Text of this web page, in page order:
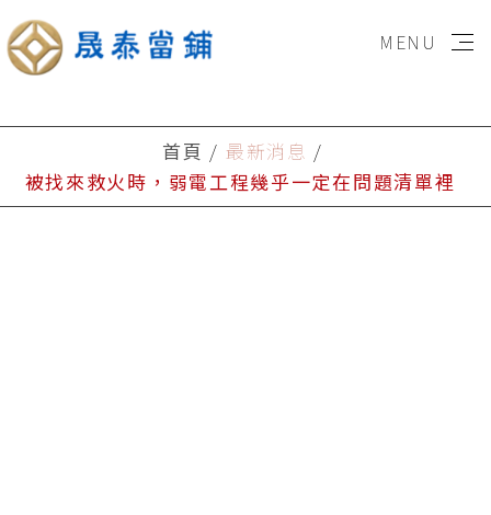
MENU
首頁
房貸專區
首頁
最新消息
被找來救火時，弱電工程幾乎一定在問題清單裡